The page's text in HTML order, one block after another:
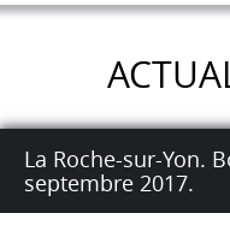
La Roche-sur-Yon.
septembre 2017.